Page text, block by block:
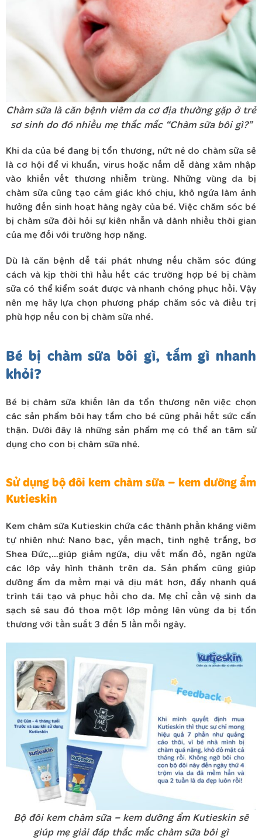
Chàm sữa là căn bệnh viêm da cơ địa thường gặp ở trẻ
sơ sinh do đó nhiều mẹ thắc mắc “Chàm sữa bôi gì?”
Khi da của bé đang bị tổn thương, nứt nẻ do chàm sữa sẽ
là cơ hội để vi khuẩn, virus hoặc nấm dễ dàng xâm nhập
vào khiến vết thương nhiễm trùng. Những vùng da bị
chàm sữa cũng tạo cảm giác khó chịu, khô ngứa làm ảnh
hưởng đến sinh hoạt hàng ngày của bé. Việc chăm sóc bé
bị chàm sữa đòi hỏi sự kiên nhẫn và dành nhiều thời gian
của mẹ đối với trường hợp nặng.
Dù là căn bệnh dễ tái phát nhưng nếu chăm sóc đúng
cách và kịp thời thì hầu hết các trường hợp bé bị chàm
sữa có thể kiểm soát được và nhanh chóng phục hồi. Vậy
nên mẹ hãy lựa chọn phương pháp chăm sóc và điều trị
phù hợp nếu con bị chàm sữa nhé.
Bé bị chàm sữa bôi gì, tắm gì nhanh
khỏi?
Bé bị chàm sữa khiến làn da tổn thương nên việc chọn
các sản phẩm bôi hay tắm cho bé cũng phải hết sức cẩn
thận. Dưới đây là những sản phẩm mẹ có thể an tâm sử
dụng cho con bị chàm sữa nhé.
Sử dụng bộ đôi kem chàm sữa – kem dưỡng ẩm
Kutieskin
Kem chàm sữa Kutieskin chứa các thành phần kháng viêm
tự nhiên như: Nano bạc, yến mạch, tinh nghệ trắng, bơ
Shea Đức,…giúp giảm ngứa, dịu vết mẩn đỏ, ngăn ngừa
các lớp vảy hình thành trên da. Sản phẩm cũng giúp
dưỡng ẩm da mềm mại và dịu mát hơn, đẩy nhanh quá
trình tái tạo và phục hồi cho da. Mẹ chỉ cần vệ sinh da
sạch sẽ sau đó thoa một lớp mỏng lên vùng da bị tổn
thương với tần suất 3 đến 5 lần mỗi ngày.
Bộ đôi kem chàm sữa – kem dưỡng ẩm Kutieskin sẽ
giúp mẹ giải đáp thắc mắc chàm sữa bôi gì